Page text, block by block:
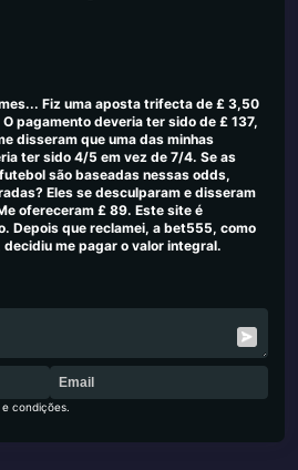
Fiz uma aposta trifecta de £ 3,50
pagamento deveria ter sido de £ 137,
disseram que uma das minhas
ter sido 4/5 em vez de 7/4. Se as
são baseadas nessas odds,
Eles se desculparam e disseram
ofereceram £ 89. Este site é
Depois que reclamei, a bet555, como
me pagar o valor integral.
condições.